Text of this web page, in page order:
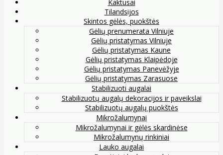
Kaktusai
Tilandsijos
Skintos gėlės, puokštės
Gėlių prenumerata Vilniuje
Gėlių pristatymas Vilniuje
Gėlių pristatymas Kaune
Gėlių pristatymas Klaipėdoje
Gėlių pristatymas Panevėžyje
Gėlių pristatymas Zarasuose
Stabilizuoti augalai
Stabilizuotų augalų dekoracijos ir paveikslai
Stabilizuotų augalų puokštės
Mikrožalumynai
Mikrožalumynai ir gėlės skardinėse
Mikrožalumynų rinkiniai
Lauko augalai